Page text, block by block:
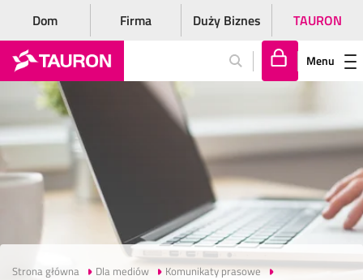
Dom Firma Duży Biznes TAURON
lo
gu
j
si
ę
Menu
Strona główna Dla mediów
Komunikaty prasowe